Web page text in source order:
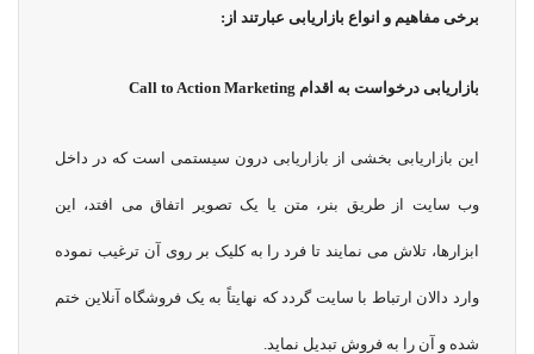
برخی مفاهیم و انواع بازاریابی عبارتند از:
بازاریابی درخواست به اقدام Call to Action Marketing
این بازاریابی بخشی از بازاریابی درون سیستمی است که در داخل
وب سایت از طریق بنر، متن یا یک تصویر اتفاق می افتد، این
ابزارها، تلاش می نمایند تا فرد را به کلیک بر روی آن ترغیب نموده
وارد دالان ارتباط با سایت گردد که نهایتاً به یک فروشگاه آنلاین ختم
شده و آن را به فروش تبدیل نماید.